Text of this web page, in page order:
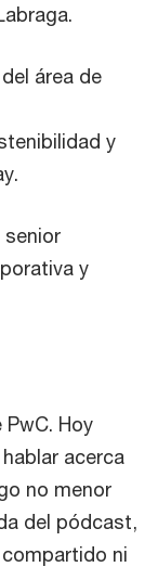
área de
y
senior
y
Hoy
acerca
no menor
del pódcast,
ni